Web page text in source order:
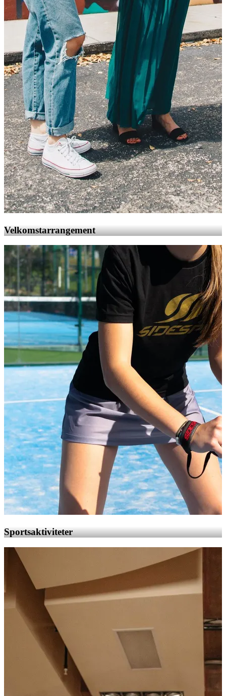
Velkomstarrangement
Sportsaktiviteter